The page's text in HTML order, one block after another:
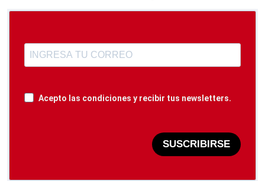
Acepto las condiciones y recibir tus newsletters.
SUSCRIBIRSE